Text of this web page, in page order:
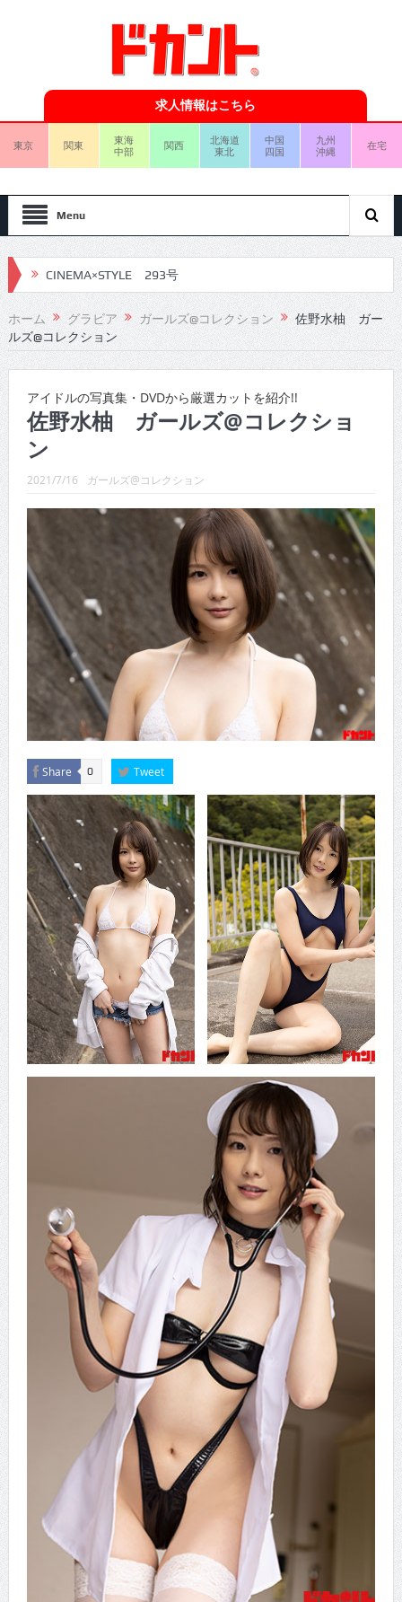
求人情報はこちら
東京 関東
東海
中部
関西
北海道
東北
中国
四国
九州
沖縄
在宅
Menu
CINEMA×STYLE 293号
CINEMA×STYLE 292号
CINEMA×STYLE 291号
CINEMA×STYLE 289号
CINEMA×STYLE 288号
CINEMA×STYLE 287号
CINEMA×STYLE 286号
CINEMA×STYLE 285号
ホーム グラビア ガールズ@コレクション
佐野水柚 ガー
ルズ@コレクション
アイドルの写真集・DVDから厳選カットを紹介!!
佐野水柚 ガールズ@コレクショ
ン
2021/7/16 ガールズ@コレクション
Share 0 Tweet